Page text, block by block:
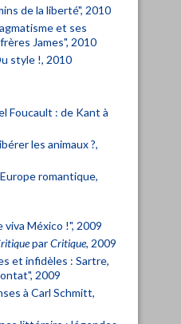
de la liberté", 2010
et ses
James", 2010
style !, 2010
Foucault : de Kant à
les animaux ?,
romantique,
viva México !", 2009
parCritique, 2009
et infidèles : Sartre,
2009
à Carl Schmitt,